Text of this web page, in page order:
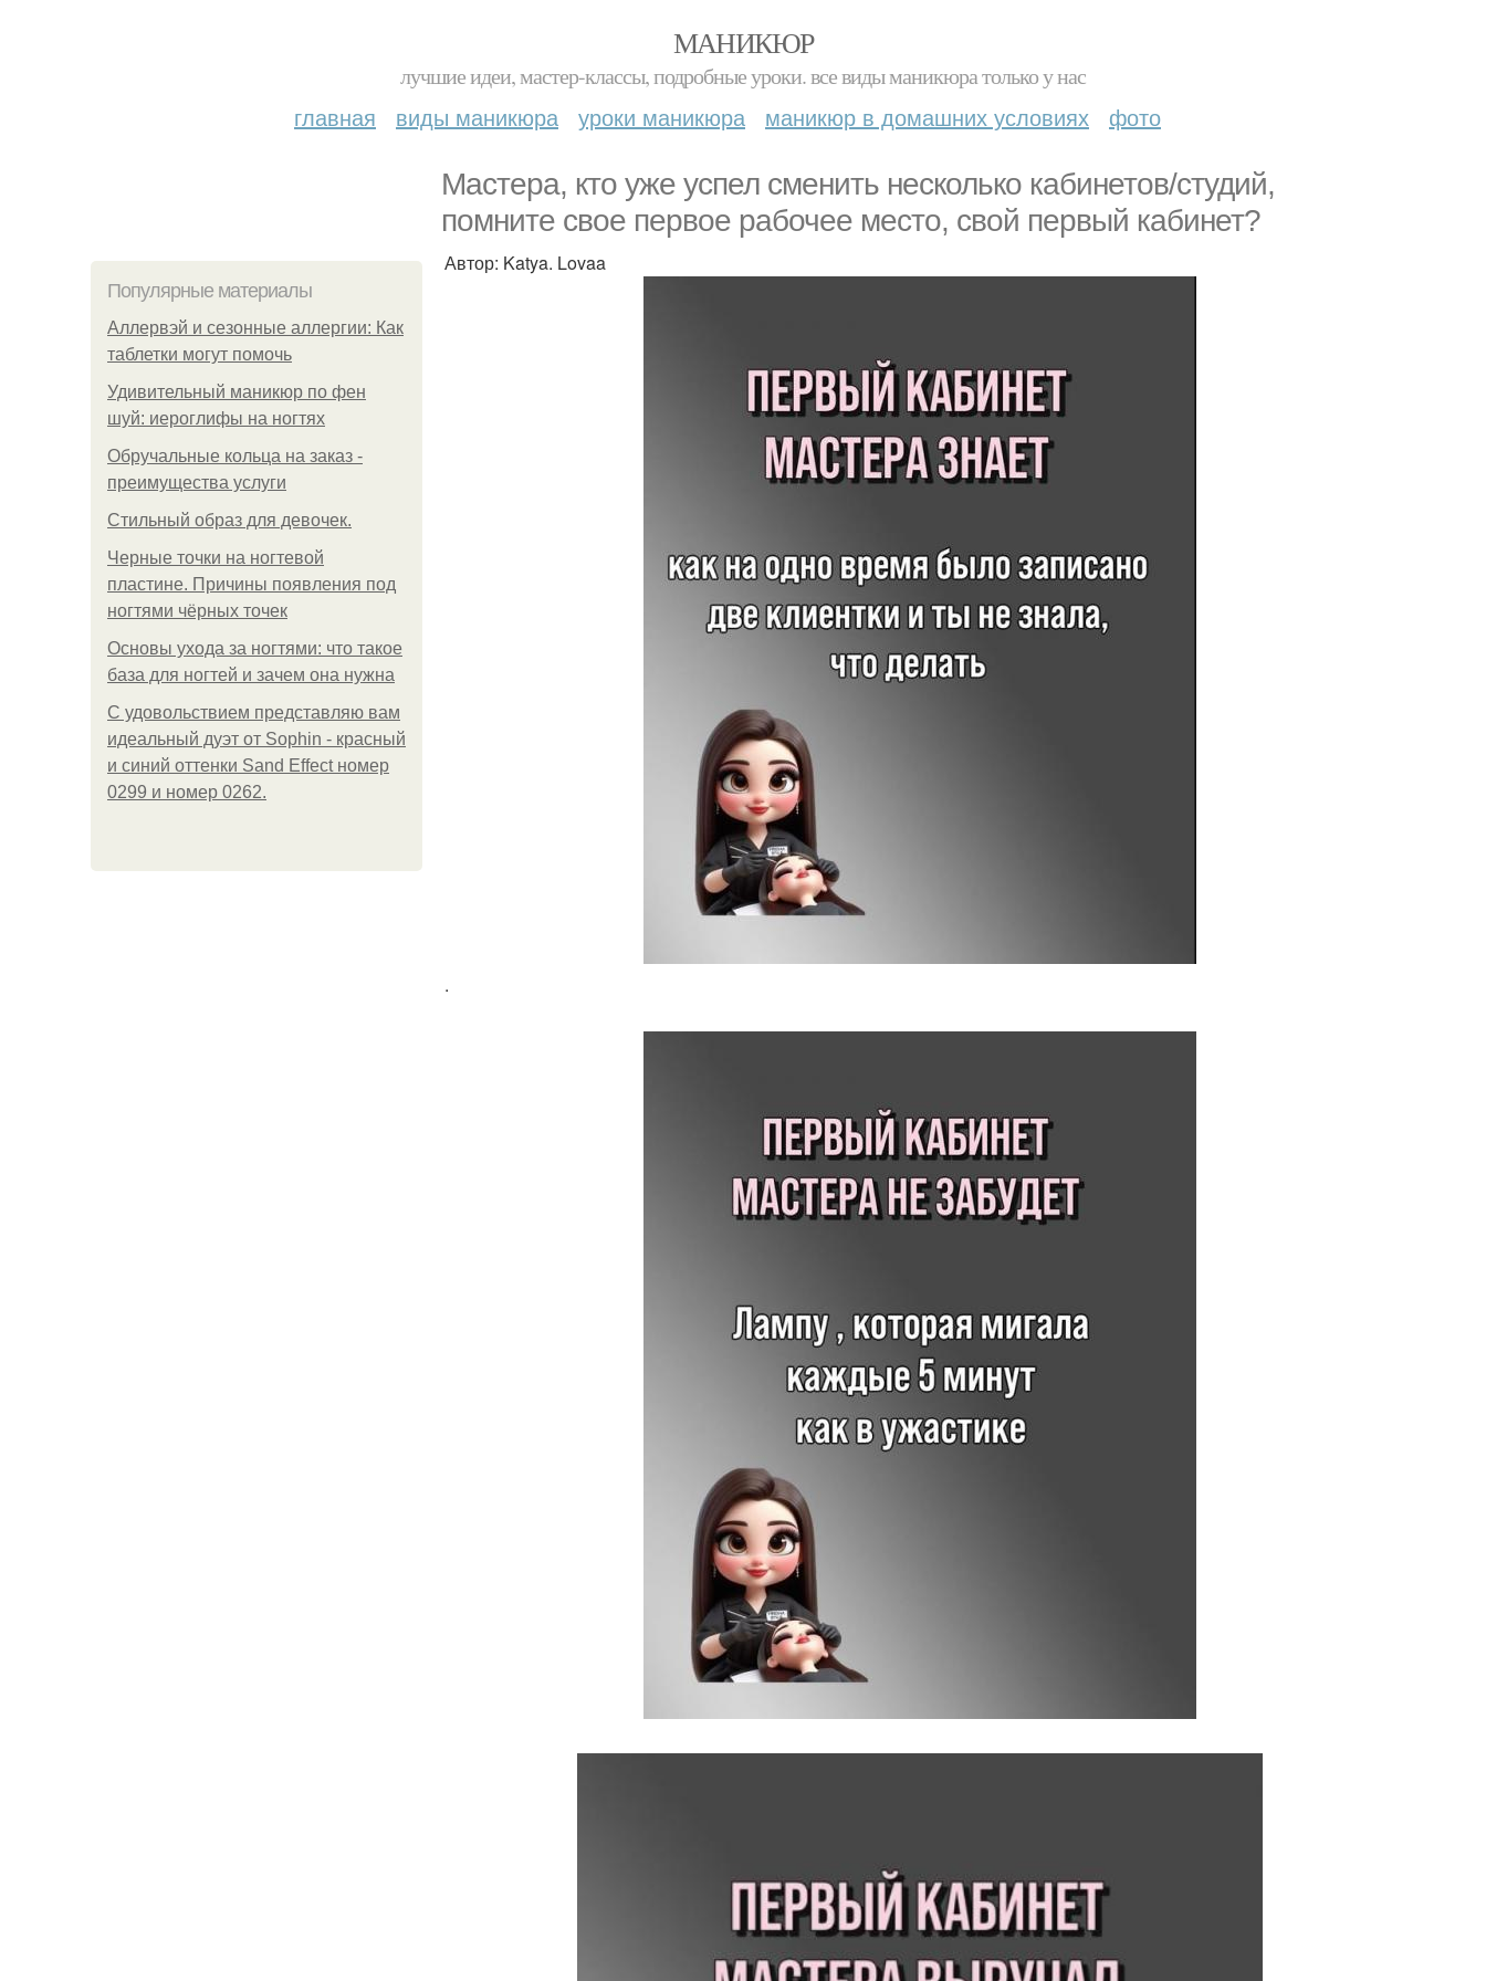
МАНИКЮР
лучшие идеи, мастер-классы, подробные уроки. все виды маникюра только у нас
главная виды маникюра уроки маникюра маникюр в домашних условиях фото
Мастера, кто уже успел сменить несколько кабинетов/студий,
помните свое первое рабочее место, свой первый кабинет?
Популярные материалы
Аллервэй и сезонные аллергии: Как
таблетки могут помочь
Удивительный маникюр по фен
шуй: иероглифы на ногтях
Обручальные кольца на заказ -
преимущества услуги
Стильный образ для девочек.
Черные точки на ногтевой
пластине. Причины появления под
ногтями чёрных точек
Основы ухода за ногтями: что такое
база для ногтей и зачем она нужна
С удовольствием представляю вам
идеальный дуэт от Sophin - красный
и синий оттенки Sand Effect номер
0299 и номер 0262.
Автор: Katya. Lovaa
.